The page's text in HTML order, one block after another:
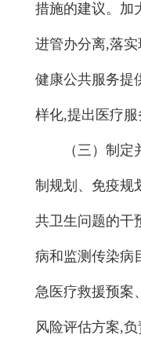
措施的建议。加
进管办分离,落
健康公共服务提
样化,提出医疗服
（三）制
制规划、免疫规
共卫生问题的干
病和监测传染病
急医疗救援预案
风险评估方案,